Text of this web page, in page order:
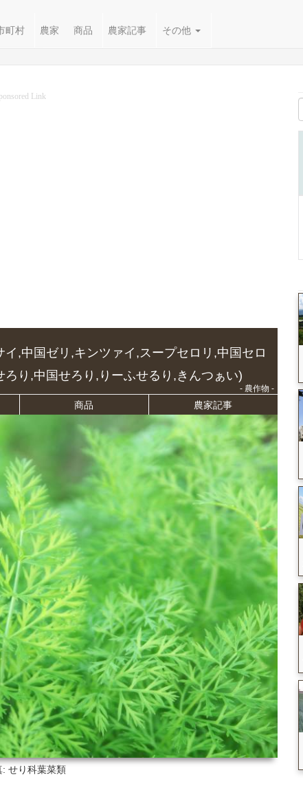
町村 農家 商品 農家記事 その他
Link
,中国ゼリ,キンツァイ,スープセロリ,中国セロ
り,中国せろり,りーふせるり,きんつぁい)
- 農作物 -
商品 農家記事
: せり科葉菜類